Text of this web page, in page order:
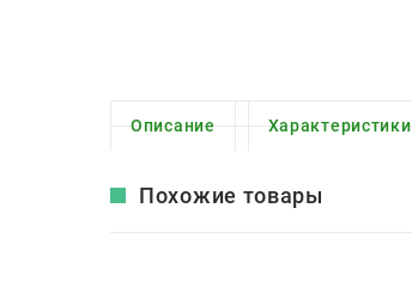
Описание Характеристики
Похожие товары